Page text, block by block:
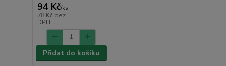
94 Kč/ks
78 Kč bez
DPH
Přidat do košíku